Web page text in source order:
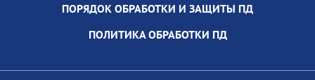
ПОРЯДОК ОБРАБОТКИ И ЗАЩИТЫ ПД
ПОЛИТИКА ОБРАБОТКИ ПД